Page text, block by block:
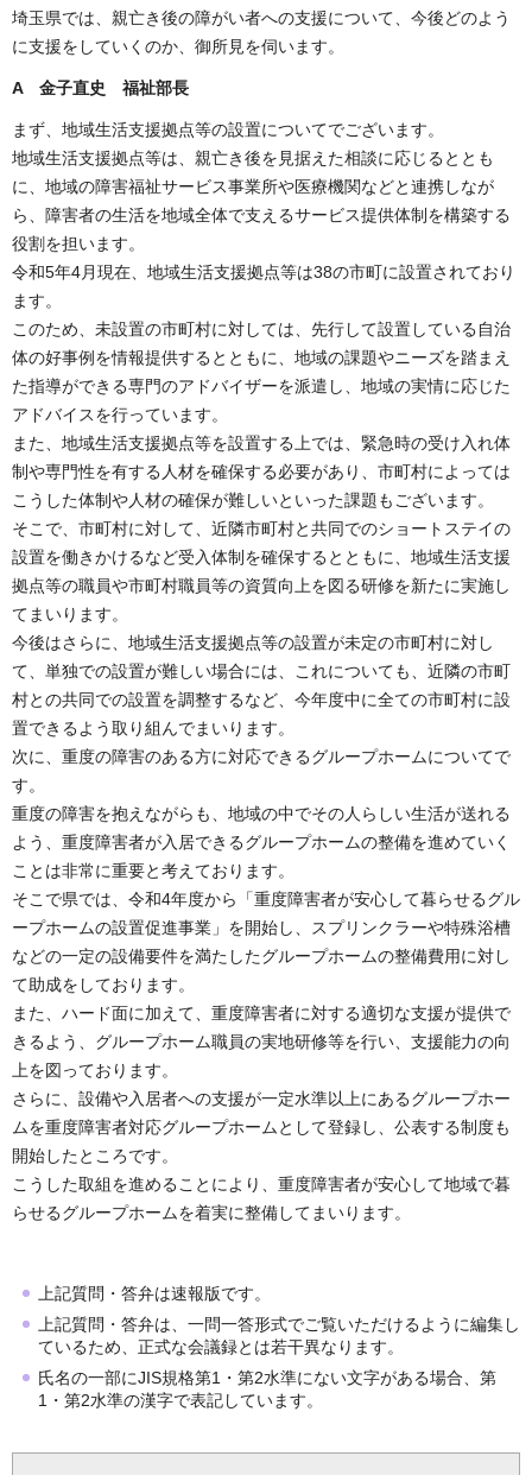
埼玉県では、親亡き後の障がい者への支援について、今後どのよう
に支援をしていくのか、御所見を伺います。
A 金子直史 福祉部長
まず、地域生活支援拠点等の設置についてでございます。
地域生活支援拠点等は、親亡き後を見据えた相談に応じるととも
に、地域の障害福祉サービス事業所や医療機関などと連携しなが
ら、障害者の生活を地域全体で支えるサービス提供体制を構築する
役割を担います。
令和5年4月現在、地域生活支援拠点等は38の市町に設置されており
ます。
このため、未設置の市町村に対しては、先行して設置している自治
体の好事例を情報提供するとともに、地域の課題やニーズを踏まえ
た指導ができる専門のアドバイザーを派遣し、地域の実情に応じた
アドバイスを行っています。
また、地域生活支援拠点等を設置する上では、緊急時の受け入れ体
制や専門性を有する人材を確保する必要があり、市町村によっては
こうした体制や人材の確保が難しいといった課題もございます。
そこで、市町村に対して、近隣市町村と共同でのショートステイの
設置を働きかけるなど受入体制を確保するとともに、地域生活支援
拠点等の職員や市町村職員等の資質向上を図る研修を新たに実施し
てまいります。
今後はさらに、地域生活支援拠点等の設置が未定の市町村に対し
て、単独での設置が難しい場合には、これについても、近隣の市町
村との共同での設置を調整するなど、今年度中に全ての市町村に設
置できるよう取り組んでまいります。
次に、重度の障害のある方に対応できるグループホームについてで
す。
重度の障害を抱えながらも、地域の中でその人らしい生活が送れる
よう、重度障害者が入居できるグループホームの整備を進めていく
ことは非常に重要と考えております。
そこで県では、令和4年度から「重度障害者が安心して暮らせるグル
ープホームの設置促進事業」を開始し、スプリンクラーや特殊浴槽
などの一定の設備要件を満たしたグループホームの整備費用に対し
て助成をしております。
また、ハード面に加えて、重度障害者に対する適切な支援が提供で
きるよう、グループホーム職員の実地研修等を行い、支援能力の向
上を図っております。
さらに、設備や入居者への支援が一定水準以上にあるグループホー
ムを重度障害者対応グループホームとして登録し、公表する制度も
開始したところです。
こうした取組を進めることにより、重度障害者が安心して地域で暮
らせるグループホームを着実に整備してまいります。
上記質問・答弁は速報版です。
上記質問・答弁は、一問一答形式でご覧いただけるように編集し
ているため、正式な会議録とは若干異なります。
氏名の一部にJIS規格第1・第2水準にない文字がある場合、第
1・第2水準の漢字で表記しています。